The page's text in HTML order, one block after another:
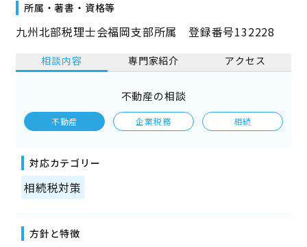
所属・著書・資格等
九州北部税理士会福岡支部所属 登録番号132228
相談内容 専門家紹介 アクセス
不動産の相談
不動産 企業税務 相続
対応カテゴリー
相続税対策
方針と特徴